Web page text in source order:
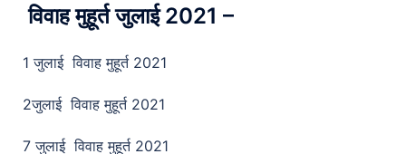
विवाह मुहूर्त जुलाई 2021 –
1 जुलाई विवाह मुहूर्त 2021
2जुलाई विवाह मुहूर्त 2021
7 जुलाई विवाह मुहूर्त 2021